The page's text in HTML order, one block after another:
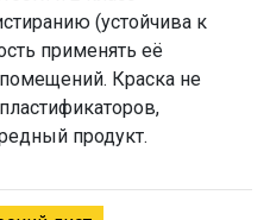
(устойчива к
применять её
Краска не
продукт.